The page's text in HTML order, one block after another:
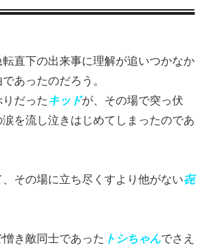
直下の出来事に理解が追いつかなか
あったのだろう。
だった キッドが、その場で突っ伏
を流し泣きはじめてしまったのであ
、その場に立ち尽くすより他がない㐂
き敵同士であった トシちゃんでさえ